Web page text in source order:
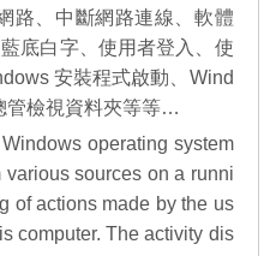
路、中斷網路連線、軟體
底白字、使用者登入、使
安裝程式啟動、Wind
管檢視資料夾等等…
operating system
sources on a runni
of actions made by the us
computer. The activity dis